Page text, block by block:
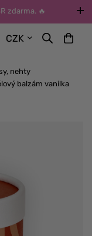
zdarma. 🔥
nebo do Z-
způsobené
CZK
nehty
balzám vanilka